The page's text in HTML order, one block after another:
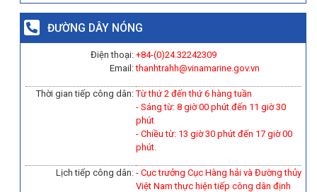
ĐƯỜNG DÂY NÓNG
Điện thoại:
Email:
+84-(0)24.32242309
thanhtrahh@vinamarine.gov.vn
Thời gian tiếp công dân:Từ thứ 2 đến thứ 6 hàng tuần
- Sáng từ: 8 giờ 00 phút đến 11 giờ 30
phút
- Chiều từ: 13 giờ 30 phút đến 17 giờ 00
phút.
Lịch tiếp công dân: - Cục trưởng Cục Hàng hải và Đường thủy
Việt Nam thực hiện tiếp công dân định